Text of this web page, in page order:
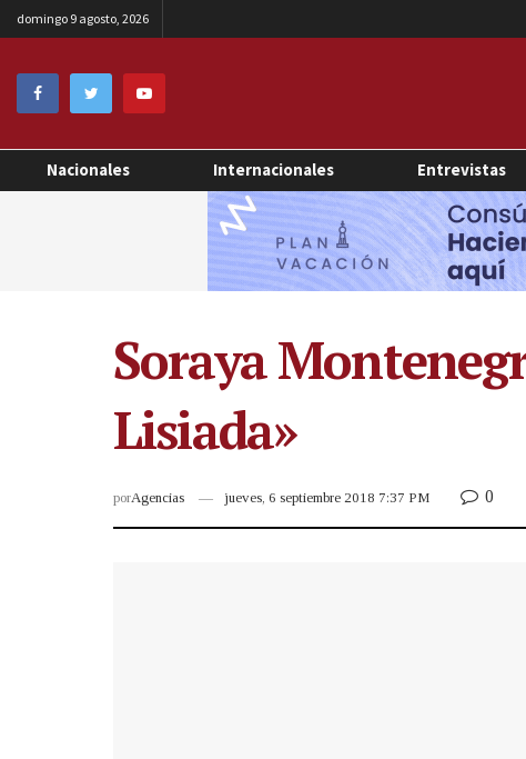
domingo 9 agosto, 2026
Nacionales Internacionales Entrevistas
Soraya
Lisiada»
porAgencias jueves, 6 septiembre 2018 7:37 PM 0